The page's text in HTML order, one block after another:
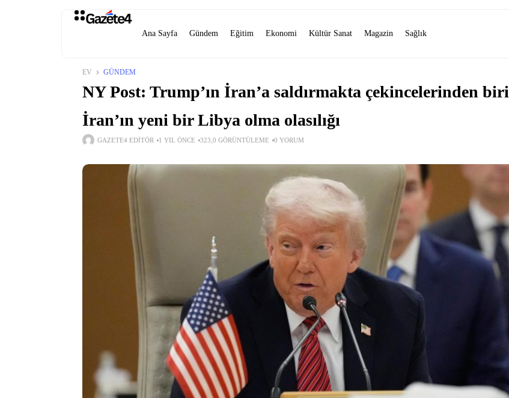
Ana Sayfa Gündem Eğitim Ekonomi Kültür Sanat Magazin Sağlık
EV GÜNDEM
NY Post: Trump’ın İran’a saldırmakta çekincelerinden biri
İran’ın yeni bir Libya olma olasılığı
GAZETE4 EDITÖR 1 YIL ÖNCE 323,0 GÖRÜNTÜLEME 0 YORUM